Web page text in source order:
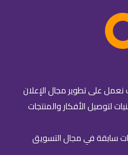
نعمل على تطوير مجال الإعلان
لتوصيل الأفكار والمنتجات
في سنة 2017 من خبرات سابقة في مجال التسويق